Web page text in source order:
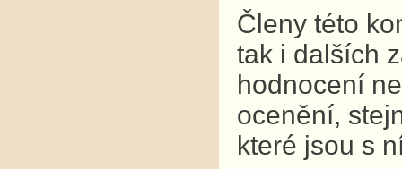
Členy této
tak i dalších
hodnocení
ocenění,
které jsou s